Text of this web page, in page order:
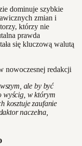
dominuje szybkie
zmian i
którzy nie
prawda
się kluczową walutą
ale by być
wyścig, w którym
kosztuje zaufanie
naczelna,